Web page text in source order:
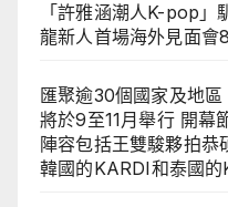
「許雅涵潮人K-pop
龍新人首場海外見面會
匯聚逾30個國家及地
將於9至11月舉行 開幕
陣容包括王雙駿夥拍恭
韓國的KARDI和泰國